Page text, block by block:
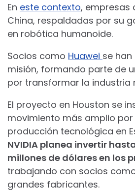
En este contexto, empresas
China, respaldadas por su
en robótica humanoide.
Socios como Huawei se
misión, formando parte de
por transformar la industria
El proyecto en Houston se
movimiento más amplio
producción tecnológica en
NVIDIA planea invertir
millones de dólares en los
trabajando con socios
grandes fabricantes.